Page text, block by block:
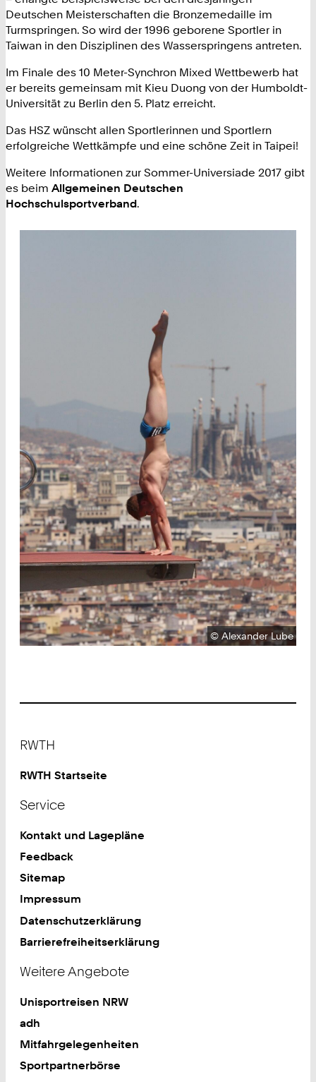
Deutschen Meisterschaften die Bronzemedaille im
Turmspringen. So wird der 1996 geborene Sportler in
Taiwan in den Disziplinen des Wasserspringens antreten.
Im Finale des 10 Meter-Synchron Mixed Wettbewerb hat
er bereits gemeinsam mit Kieu Duong von der Humboldt-
Universität zu Berlin den 5. Platz erreicht.
Das HSZ wünscht allen Sportlerinnen und Sportlern
erfolgreiche Wettkämpfe und eine schöne Zeit in Taipei!
Weitere Informationen zur Sommer-Universiade 2017 gibt
es beim Allgemeinen Deutschen
Hochschulsportverband.
Urheberrecht:
©Alexander Lube
RWTH
RWTH Startseite
Service
Kontakt und Lagepläne
Feedback
Sitemap
Impressum
Datenschutzerklärung
Barrierefreiheitserklärung
Weitere Angebote
Unisportreisen NRW
adh
Mitfahrgelegenheiten
Sportpartnerbörse